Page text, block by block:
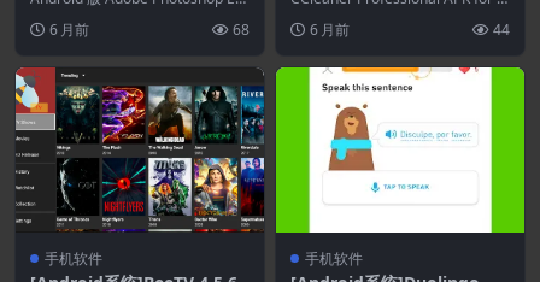
2 6 月前 68
13616 月前 44
手机软件 手机软件